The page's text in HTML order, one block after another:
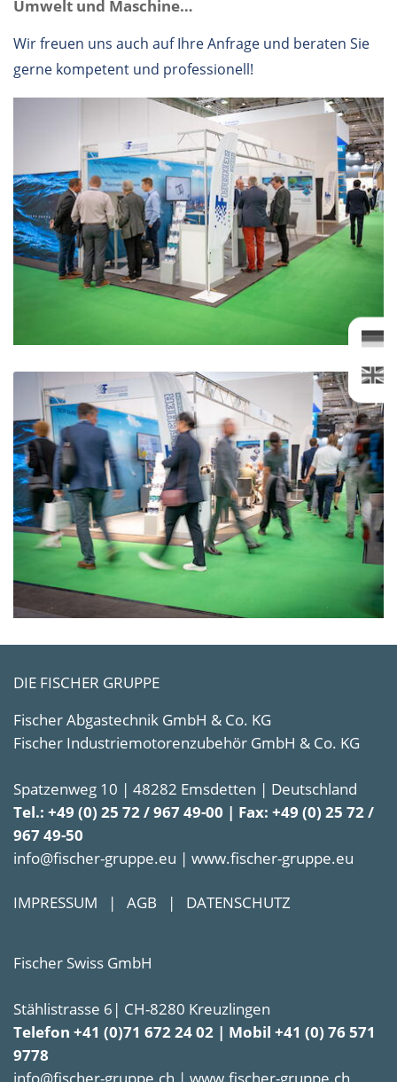
Umwelt und Maschine…
Wir freuen uns auch auf Ihre Anfrage und beraten Sie
gerne kompetent und professionell!
DIE FISCHER GRUPPE
Fischer Abgastechnik GmbH & Co. KG
Fischer Industriemotorenzubehör GmbH & Co. KG
Spatzenweg 10 | 48282 Emsdetten | Deutschland
Tel.: +49 (0) 25 72 / 967 49-00 | Fax: +49 (0) 25 72 /
967 49-50
info@fischer-gruppe.eu | www.fischer-gruppe.eu
IMPRESSUM | AGB | DATENSCHUTZ
Fischer Swiss GmbH
Stählistrasse 6| CH-8280 Kreuzlingen
Telefon +41 (0)71 672 24 02 | Mobil +41 (0) 76 571
9778